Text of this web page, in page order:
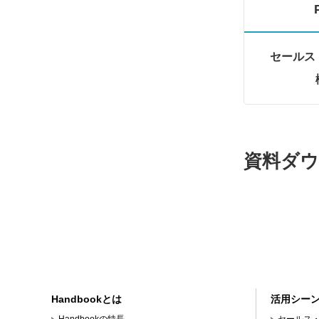
セールス
資料ダ
Handbookとは 活用シー